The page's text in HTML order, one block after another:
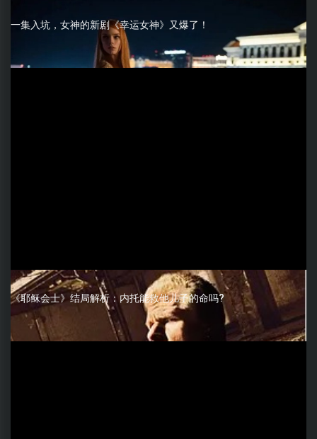
一集入坑，女神的新剧《幸运女神》又爆了！
《耶稣会士》结局解析：内托能救他儿子的命吗?